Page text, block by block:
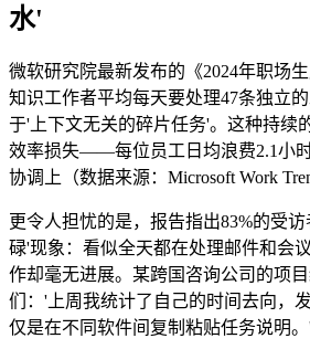
水'
微软研究院最新发布的《2024年职场
知识工作者平均每天要处理47条独立
于'上下文无关的碎片任务'。这种持续
效率损失——每位员工日均浪费2.1小
协调上（数据来源：Microsoft Work
更令人担忧的是，报告指出83%的受
碌'现象：看似全天都在处理邮件和会
作却毫无进展。某跨国咨询公司的项
们：'上周我统计了自己的时间去向，
仅是在不同软件间复制粘贴任务说明